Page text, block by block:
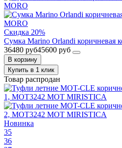
Скидка 20%
Сумка Marino Orlandi коричневая
36480 руб45600 руб
В корзину
Купить в 1 клик
Товар распродан
Новинка
35
36